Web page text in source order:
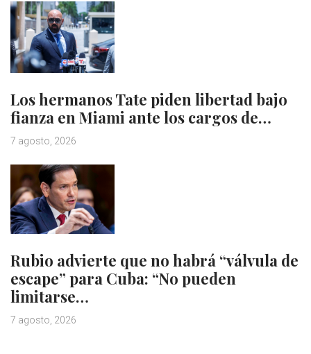
Los hermanos Tate piden libertad bajo
fianza en Miami ante los cargos de…
7 agosto, 2026
Rubio advierte que no habrá “válvula de
escape” para Cuba: “No pueden
limitarse…
7 agosto, 2026